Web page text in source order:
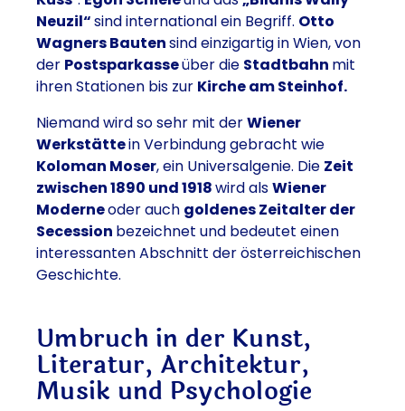
Neuzil“sind international ein Begriff. Otto
Wagners Bautensind einzigartig in Wien, von
der Postsparkasseüber die Stadtbahn mit
ihren Stationen bis zur Kirche am Steinhof.
Niemand wird so sehr mit derWiener
Werkstättein Verbindung gebracht wie
Koloman Moser, ein Universalgenie. Die Zeit
zwischen 1890 und 1918wird alsWiener
Moderneoder auch goldenes Zeitalter der
Secession bezeichnet und bedeutet einen
interessanten Abschnitt der österreichischen
Geschichte.
Umbruch in der Kunst,
Literatur, Architektur,
Musik und Psychologie